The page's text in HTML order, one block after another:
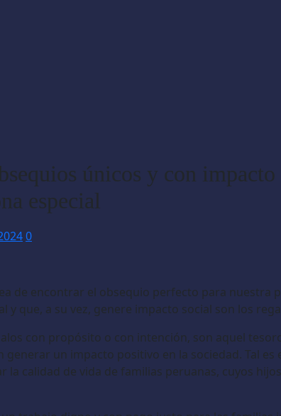
únicos y con impacto
especial
0
de encontrar el obsequio perfecto para nuestra
y que, a su vez, genere impacto social son los
con propósito o con intención, son aquel
un impacto positivo en la sociedad. Tal es
la calidad de vida de familias peruanas, cuyos